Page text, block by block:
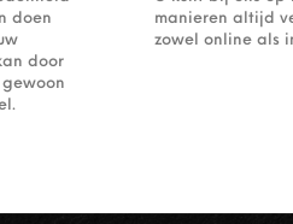
doen
door
manieren altijd
zowel online als